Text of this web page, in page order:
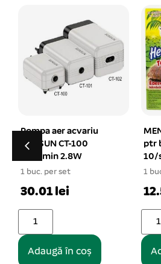
MENIU SAPTAMANAL
ptr broscute, 10 g
10/set
1 buc. per set
12.54 lei
Adaugă în coș
1